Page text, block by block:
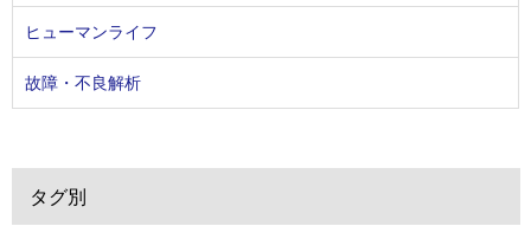
ヒューマンライフ
故障・不良解析
タグ別